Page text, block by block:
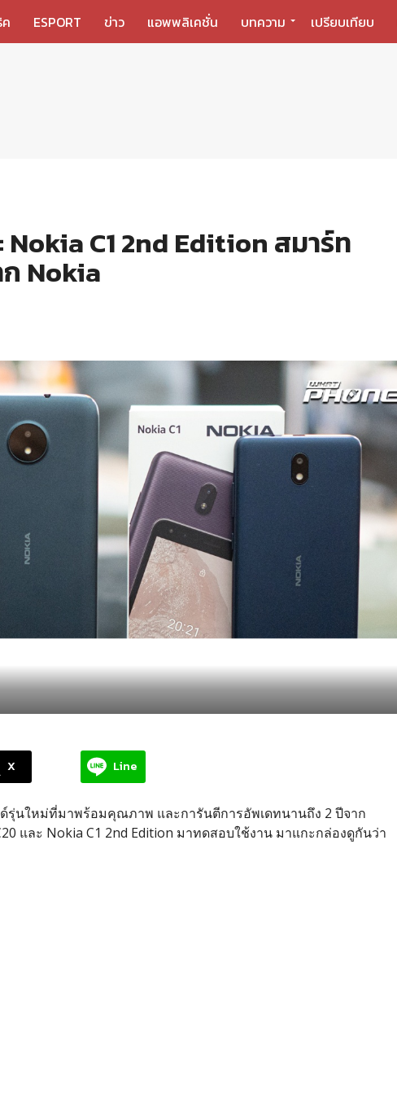
ESPORT ข่าว แอพพลิเคชั่น บทความ เปรียบเทียบ
Nokia C1 2nd Edition สมาร์ท
Nokia
X Line
นใหม่ที่มาพร้อมคุณภาพ และการันตีการอัพเดทนานถึง 2 ปีจาก
และ Nokia C1 2nd Edition มาทดสอบใช้งาน มาแกะกล่องดูกันว่า